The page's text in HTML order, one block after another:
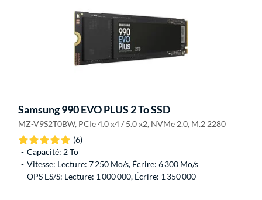
Samsung990 EVO PLUS 2 To SSD
MZ-V9S2T0BW, PCIe 4.0 x4 / 5.0 x2, NVMe 2.0, M.2 2280
(6)
Capacité: 2 To
Vitesse: Lecture: 7 250 Mo/s, Écrire: 6 300 Mo/s
OPS ES/S: Lecture: 1 000 000, Écrire: 1 350 000